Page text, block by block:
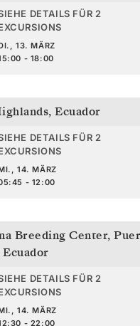
DETAILS FÜR 2
13. MÄRZ
- 18:00
, Ecuador
DETAILS FÜR 2
14. MÄRZ
- 12:00
Breeding Center,
Ecuador
DETAILS FÜR 2
14. MÄRZ
- 22:00